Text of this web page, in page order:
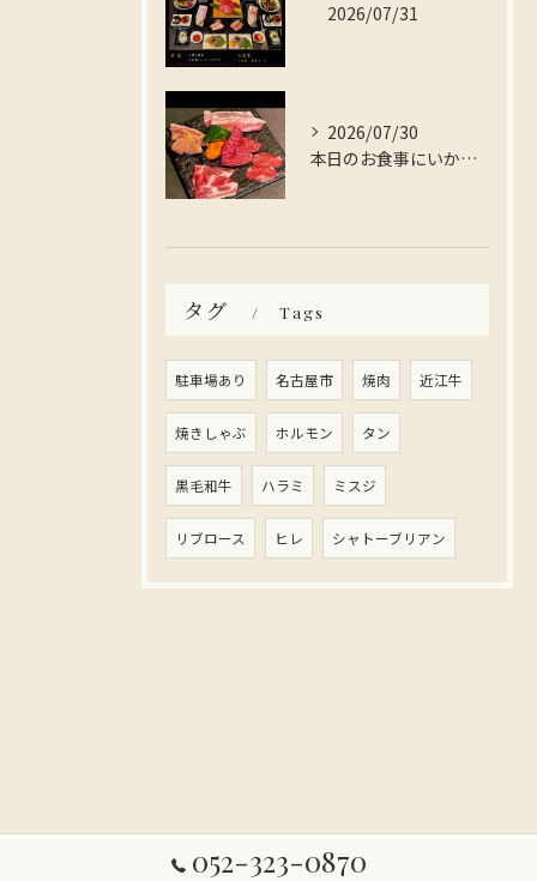
2026/07/31
2026/07/30
本日のお食事にいかがですか？
タグ Tags
駐車場あり 名古屋市 焼肉 近江牛
焼きしゃぶ ホルモン タン
黒毛和牛 ハラミ ミスジ
リブロース ヒレ シャトーブリアン
052-323-0870